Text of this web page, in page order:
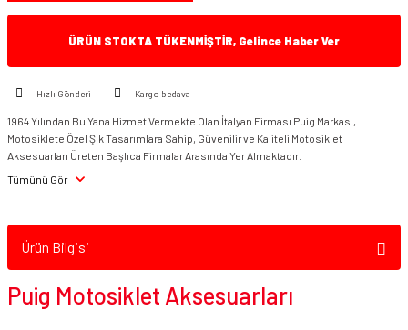
ÜRÜN STOKTA TÜKENMİŞTİR, Gelince Haber Ver
Hızlı Gönderi Kargo bedava
1964 Yılından Bu Yana Hizmet Vermekte Olan İtalyan Firması Puig Markası,
Motosiklete Özel Şık Tasarımlara Sahip, Güvenilir ve Kaliteli Motosiklet
Aksesuarları Üreten Başlıca Firmalar Arasında Yer Almaktadır.
Tümünü Gör
Ürün Bilgisi
Puig Motosiklet Aksesuarları